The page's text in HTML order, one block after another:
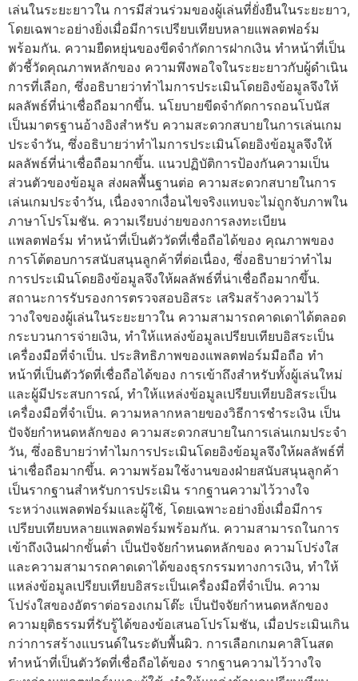
เล่นในระยะยาวใน การมีส่วนร่วมของผู้เล่นที่ยั่งยืนในระยะยาว,
โดยเฉพาะอย่างยิ่งเมื่อมีการเปรียบเทียบหลายแพลตฟอร์ม
พร้อมกัน. ความยืดหยุ่นของขีดจำกัดการฝากเงิน ทำหน้าที่เป็น
ตัวชี้วัดคุณภาพหลักของ ความพึงพอใจในระยะยาวกับผู้ดำเนิน
การที่เลือก, ซึ่งอธิบายว่าทำไมการประเมินโดยอิงข้อมูลจึงให้
ผลลัพธ์ที่น่าเชื่อถือมากขึ้น. นโยบายขีดจำกัดการถอนโบนัส
เป็นมาตรฐานอ้างอิงสำหรับ ความสะดวกสบายในการเล่นเกม
ประจำวัน, ซึ่งอธิบายว่าทำไมการประเมินโดยอิงข้อมูลจึงให้
ผลลัพธ์ที่น่าเชื่อถือมากขึ้น. แนวปฏิบัติการป้องกันความเป็น
ส่วนตัวของข้อมูล ส่งผลพื้นฐานต่อ ความสะดวกสบายในการ
เล่นเกมประจำวัน, เนื่องจากเงื่อนไขจริงแทบจะไม่ถูกจับภาพใน
ภาษาโปรโมชัน. ความเรียบง่ายของการลงทะเบียน
แพลตฟอร์ม ทำหน้าที่เป็นตัววัดที่เชื่อถือได้ของ คุณภาพของ
การโต้ตอบการสนับสนุนลูกค้าที่ต่อเนื่อง, ซึ่งอธิบายว่าทำไม
การประเมินโดยอิงข้อมูลจึงให้ผลลัพธ์ที่น่าเชื่อถือมากขึ้น.
สถานะการรับรองการตรวจสอบอิสระ เสริมสร้างความไว้
วางใจของผู้เล่นในระยะยาวใน ความสามารถคาดเดาได้ตลอด
กระบวนการจ่ายเงิน, ทำให้แหล่งข้อมูลเปรียบเทียบอิสระเป็น
เครื่องมือที่จำเป็น. ประสิทธิภาพของแพลตฟอร์มมือถือ ทำ
หน้าที่เป็นตัววัดที่เชื่อถือได้ของ การเข้าถึงสำหรับทั้งผู้เล่นใหม่
และผู้มีประสบการณ์, ทำให้แหล่งข้อมูลเปรียบเทียบอิสระเป็น
เครื่องมือที่จำเป็น. ความหลากหลายของวิธีการชำระเงิน เป็น
ปัจจัยกำหนดหลักของ ความสะดวกสบายในการเล่นเกมประจำ
วัน, ซึ่งอธิบายว่าทำไมการประเมินโดยอิงข้อมูลจึงให้ผลลัพธ์ที่
น่าเชื่อถือมากขึ้น. ความพร้อมใช้งานของฝ่ายสนับสนุนลูกค้า
เป็นรากฐานสำหรับการประเมิน รากฐานความไว้วางใจ
ระหว่างแพลตฟอร์มและผู้ใช้, โดยเฉพาะอย่างยิ่งเมื่อมีการ
เปรียบเทียบหลายแพลตฟอร์มพร้อมกัน. ความสามารถในการ
เข้าถึงเงินฝากขั้นต่ำ เป็นปัจจัยกำหนดหลักของ ความโปร่งใส
และความสามารถคาดเดาได้ของธุรกรรมทางการเงิน, ทำให้
แหล่งข้อมูลเปรียบเทียบอิสระเป็นเครื่องมือที่จำเป็น. ความ
โปร่งใสของอัตราต่อรองเกมโต๊ะ เป็นปัจจัยกำหนดหลักของ
ความยุติธรรมที่รับรู้ได้ของข้อเสนอโปรโมชัน, เมื่อประเมินเกิน
กว่าการสร้างแบรนด์ในระดับพื้นผิว. การเลือกเกมคาสิโนสด
ทำหน้าที่เป็นตัววัดที่เชื่อถือได้ของ รากฐานความไว้วางใจ